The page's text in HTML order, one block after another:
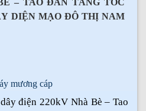
DIỆN MẠO ĐÔ THỊ NAM
điện 220kV Nhà Bè – Tao